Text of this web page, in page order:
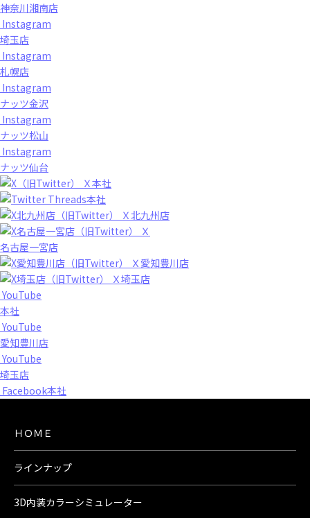
神奈川湘南店
Instagram
埼玉店
Instagram
札幌店
Instagram
ナッツ金沢
Instagram
ナッツ松山
Instagram
ナッツ仙台
Ｘ本社
Threads本社
Ｘ北九州店
Ｘ
名古屋一宮店
Ｘ愛知豊川店
Ｘ埼玉店
YouTube
本社
YouTube
愛知豊川店
YouTube
埼玉店
Facebook本社
ＨＯＭＥ
ラインナップ
3D内装カラーシミュレーター